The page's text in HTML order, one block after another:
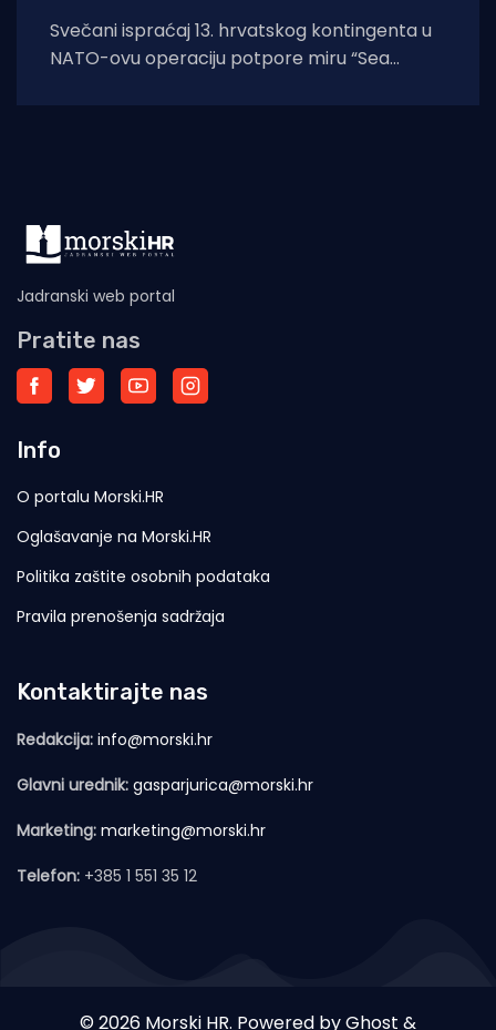
Svečani ispraćaj 13. hrvatskog kontingenta u
NATO-ovu operaciju potpore miru “Sea
Jadranski web portal
Pratite nas
Info
O portalu Morski.HR
Oglašavanje na Morski.HR
Politika zaštite osobnih podataka
Pravila prenošenja sadržaja
Kontaktirajte nas
Redakcija: info@morski.hr
Glavni urednik: gasparjurica@morski.hr
Marketing: marketing@morski.hr
Telefon: +385 1 551 35 12
© 2026 Morski HR. Powered byGhost &